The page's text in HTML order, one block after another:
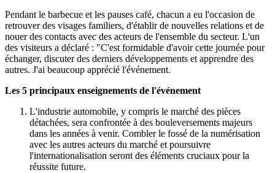
Pendant le barbecue et les pauses café, chacun a eu l'occasion de
retrouver des visages familiers, d'établir de nouvelles relations et de
nouer des contacts avec des acteurs de l'ensemble du secteur. L'un
des visiteurs a déclaré : "C'est formidable d'avoir cette journée pour
échanger, discuter des derniers développements et apprendre des
autres. J'ai beaucoup apprécié l'événement.
Les 5 principaux enseignements de l'événement
L'industrie automobile, y compris le marché des pièces
détachées, sera confrontée à des bouleversements majeurs
dans les années à venir. Combler le fossé de la numérisation
avec les autres acteurs du marché et poursuivre
l'internationalisation seront des éléments cruciaux pour la
réussite future.